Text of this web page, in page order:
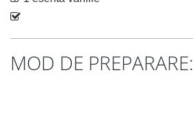
MOD DE PREPARARE: